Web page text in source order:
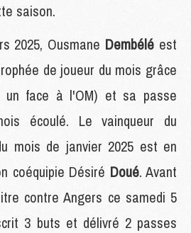
saison.
2025, Ousmane Dembélé est
de joueur du mois grâce
face à l'OM) et sa passe
écoulé. Le vainqueur du
mois de janvier 2025 est en
coéquipie Désiré Doué. Avant
contre Angers ce samedi 5
3 buts et délivré 2 passes